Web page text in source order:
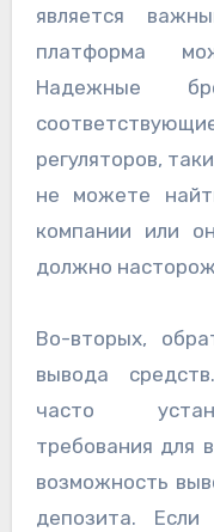
является
платформа
Надежные
регуляторов,
не можете
компании или
должно
Во-вторых,
вывода
часто
требования для
возможность
депозита.